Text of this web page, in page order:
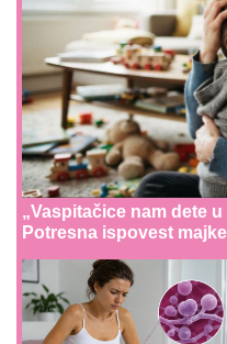
„Vaspitačice nam dete
Potresna ispovest